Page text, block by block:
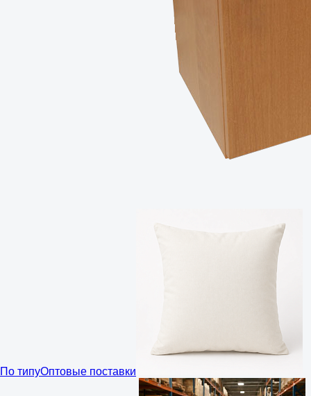
По типуОптовые поставки